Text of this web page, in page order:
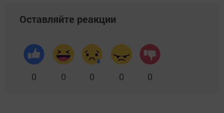
Оставляйте реакции
0 0 0 0 0